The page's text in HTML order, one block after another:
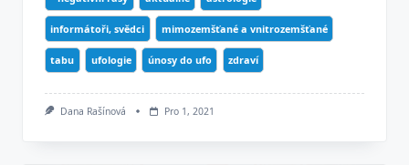
informátoři, svědci mimozemšťané a vnitrozemšťané
tabu ufologie únosy do ufo zdraví
Dana Rašínová Pro 1, 2021